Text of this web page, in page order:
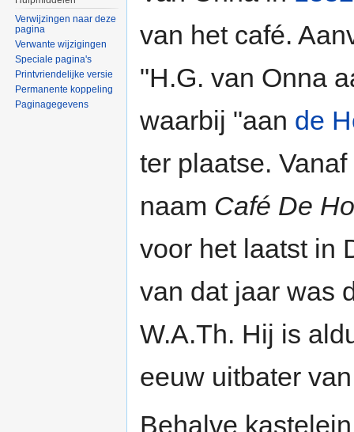
van het café.
"H.G. van Onna
waarbij "aan de
ter plaatse.
naam Café De
voor het laatst in
van dat jaar was
W.A.Th. Hij is
eeuw uitbater
Behalve
Verwijzingen naar deze
pagina
Verwante wijzigingen
Speciale pagina's
Printvriendelijke versie
Permanente koppeling
Paginagegevens